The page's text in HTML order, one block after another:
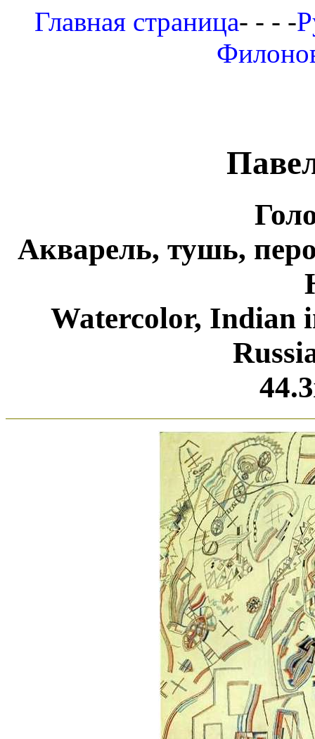
Главная страница- - - -
Акварель, тушь,
Watercolor, Indian